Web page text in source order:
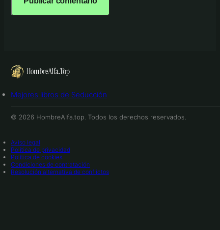
Mejores libros de Seducción
© 2026 HombreAlfa.top. Todos los derechos reservados.
Aviso legal
Política de privacidad
Política de cookies
Condiciones de contratación
Resolución alternativa de conflictos